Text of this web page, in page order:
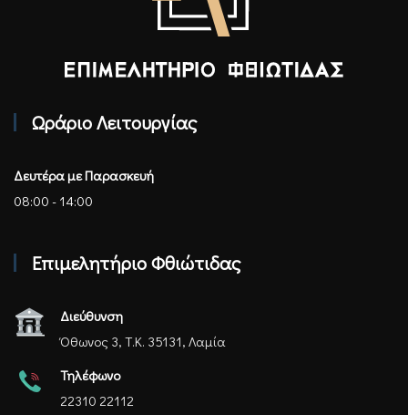
Ωράριο Λειτουργίας
Δευτέρα με Παρασκευή
08:00 - 14:00
Επιμελητήριο Φθιώτιδας
Διεύθυνση
Όθωνος 3, Τ.Κ. 35131, Λαμία
Τηλέφωνο
22310 22112